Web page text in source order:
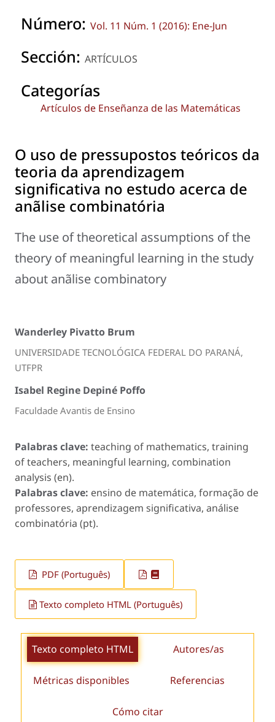
Número: Vol. 11 Núm. 1 (2016): Ene-Jun
Sección: ARTÍCULOS
Categorías
Artículos de Enseñanza de las Matemáticas
O uso de pressupostos teóricos da
teoria da aprendizagem
significativa no estudo acerca de
anãlise combinatória
The use of theoretical assumptions of the
theory of meaningful learning in the study
about anãlise combinatory
Wanderley Pivatto Brum
UNIVERSIDADE TECNOLÓGICA FEDERAL DO PARANÁ,
UTFPR
Isabel Regine Depiné Poffo
Faculdade Avantis de Ensino
Palabras clave: teaching of mathematics, training
of teachers, meaningful learning, combination
analysis (en).
Palabras clave: ensino de matemática, formação de
professores, aprendizagem significativa, análise
combinatória (pt).
PDF (Português)
Texto completo HTML (Português)
Texto completo HTML Autores/as
Métricas disponibles Referencias
Cómo citar